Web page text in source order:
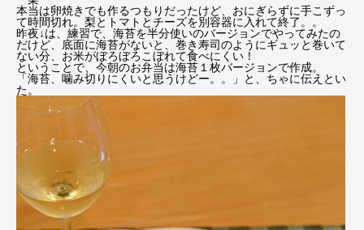
本当は卵焼きでも作るつもりだったけど、おにぎらずに手こずっ
て時間切れ。梨とトマトとチーズを別容器に入れて終了。。
昨夜↓は、練習で、海苔を半分使いのバージョンでやってみたの
だけど、底面に海苔がないと、巻き寿司のようにギュッと巻いて
ない分、お米がぼろぼろこぼれて食べにくい！
ということで、今朝のお弁当は海苔１枚バージョンで作成。
「海苔、噛み切りにくいと思うけどー。。」と、ちゃに伝えとい
た。